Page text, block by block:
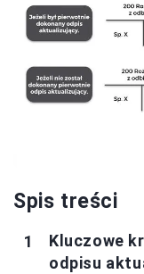
Spis treści
Kluczowe
odpisu